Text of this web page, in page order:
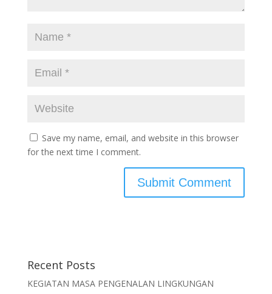
Save my name, email, and website in this browser
for the next time I comment.
Recent Posts
KEGIATAN MASA PENGENALAN LINGKUNGAN